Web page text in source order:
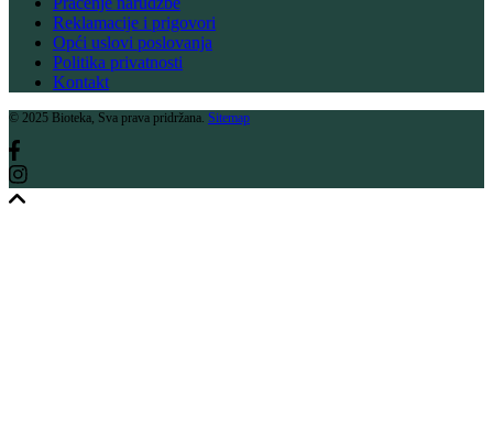
Reklamacije i prigovori
Opći uslovi poslovanja
Politika privatnosti
Kontakt
© 2025 Bioteka, Sva prava pridržana. Sitemap